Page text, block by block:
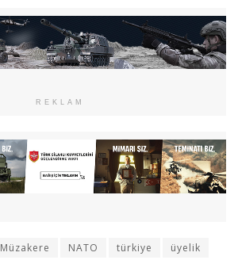
REKLAM
Müzakere NATO türkiye üyelik